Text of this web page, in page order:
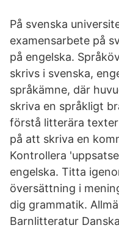
På svenska
examensarbete på
på engelska.
skrivs i svenska,
språkämne, där
skriva en språkligt
förstå litterära
på att skriva en
Kontrollera
engelska. Titta
översättning i
dig grammatik.
Barnlitteratur